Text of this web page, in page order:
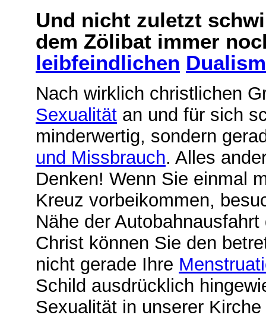
Und nicht zuletzt
dem Zölibat immer
leibfeindlichen
Nach wirklich christlichen
Sexualität an und für sich
minderwertig, sondern
und Missbrauch. Alles
Denken! Wenn Sie einmal
Kreuz vorbeikommen,
Nähe der
Christ können Sie den
nicht gerade Ihre
Schild ausdrücklich
Sexualität in unserer